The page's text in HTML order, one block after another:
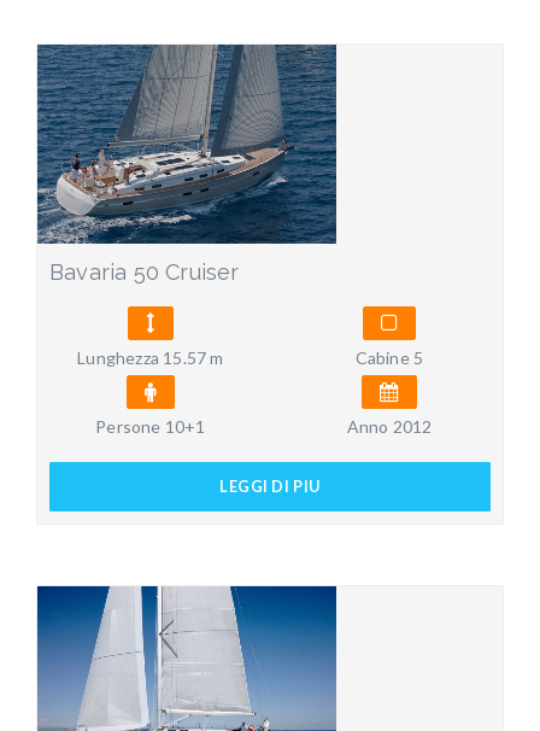
Bavaria 50 Cruiser
Lunghezza 15.57 m Cabine 5
Persone 10+1 Anno 2012
LEGGI DI PIU